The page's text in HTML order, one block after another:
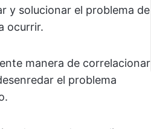
y solucionar el problema de
ocurrir.
manera de correlacionar
el problema